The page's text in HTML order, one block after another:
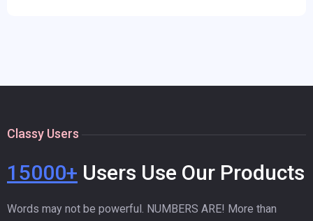
Classy Users
15000+ Users Use Our Products
Words may not be powerful. NUMBERS ARE! More than